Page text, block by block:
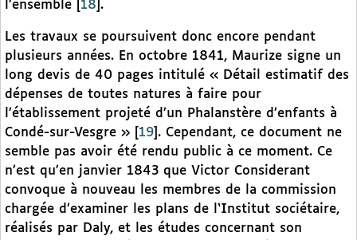
l’ensemble
18 .
Les travaux se poursuivent donc encore pendant
plusieurs années. En octobre 1841, Maurize signe un
long devis de 40 pages intitulé « Détail estimatif des
dépenses de toutes natures à faire pour
l’établissement projeté d’un Phalanstère d’enfants à
Condé-sur-Vesgre »
19 . Cependant, ce document ne
semble pas avoir été rendu public à ce moment. Ce
n’est qu’en janvier 1843 que Victor Considerant
convoque à nouveau les membres de la commission
chargée d’examiner les plans de l‘Institut sociétaire,
réalisés par Daly, et les études concernant son